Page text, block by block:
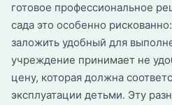
готовое профессиональное
сада это особенно
заложить удобный для
учреждение принимает не
цену, которая должна
эксплуатации детьми. Эту